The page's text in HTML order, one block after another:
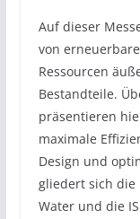
Auf dieser
von
Ressourcen
Bestandteile.
präsentieren
maximale
Design und
gliedert sich die
Water und die